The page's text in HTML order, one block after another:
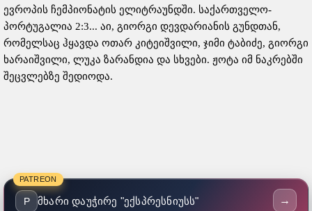
ევროპის ჩემპიონატის ელიტრაუნდში. საქართველო-
პორტუგალია 2:3... აი, გიორგი დევდარიანის გუნდთან,
რომელსაც ჰყავდა ოთარ კიტეიშვილი, ჯიმი ტაბიძე, გიორგი
ხარაიშვილი, ლუკა ზარანდია და სხვები. ჟოტა იმ ნაკრებში
შეცვლებზე შედიოდა.
PATREON
P მხარი დაუჭირე "ექსპრესნიუსს" →